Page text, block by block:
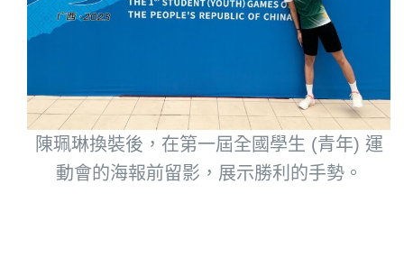
陳珮琳換裝後，在第一屆全國學生 (青年) 運
動會的海報前留影，展示勝利的手勢。